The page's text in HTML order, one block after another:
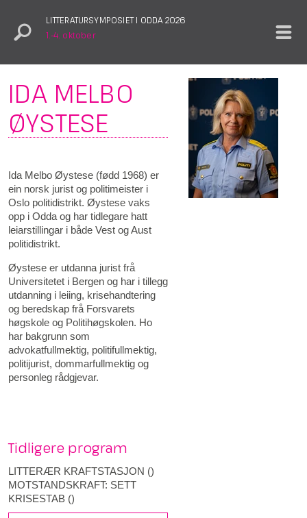
LITTERATURSYMPOSIET I ODDA 2026
1.–4. oktober
IDA MELBO
ØYSTESE
Ida Melbo Øystese (fødd 1968) er
ein norsk jurist og politimeister i
Oslo politidistrikt. Øystese vaks
opp i Odda og har tidlegare hatt
leiarstillingar i både Vest og Aust
politidistrikt.
Øystese er utdanna jurist frå
Universitetet i Bergen og har i tillegg
utdanning i leiing, krisehandtering
og beredskap frå Forsvarets
høgskole og Politihøgskolen. Ho
har bakgrunn som
advokatfullmektig, politifullmektig,
politijurist, dommarfullmektig og
personleg rådgjevar.
Tidligere program
LITTERÆR KRAFTSTASJON ()
MOTSTANDSKRAFT: SETT
KRISESTAB ()